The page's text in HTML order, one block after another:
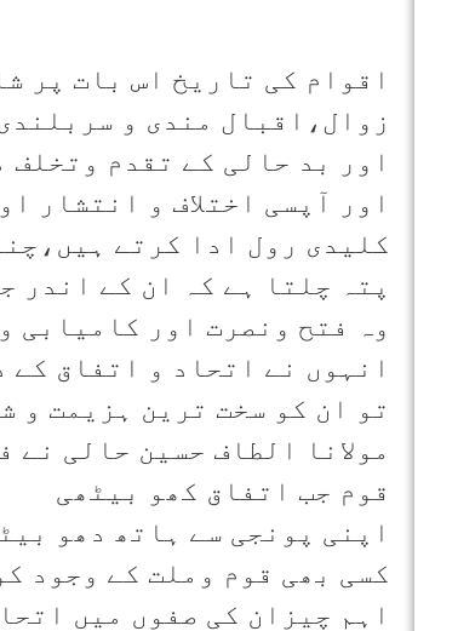
اقوام کی تاریخ اس بات پر
زوال،اقبال مندی و
اور بد حالی کے تقدم
اور آپسی اختلاف و انتشار
کلیدی رول ادا کرتے
پتہ چلتا ہے کہ ان کے اندر
وہ فتح ونصرت اور کامیابی
انہوں نے اتحاد و اتفاق کے
تو ان کو سخت ترین ہزیمت و
مولانا الطاف حسين حالی نے
قوم جب اتفاق کھو بیٹھی
اپنی پونجی سے ہاتھ دھو
کسی بھی قوم وملت کے وجود
اہم چیزان کی صفوں میں